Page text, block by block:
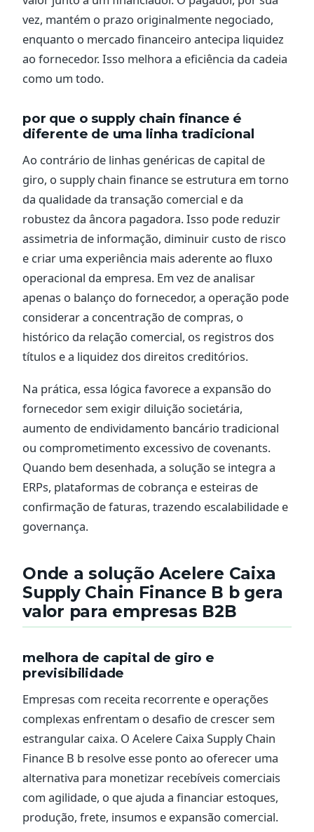
vez, mantém o prazo originalmente negociado,
enquanto o mercado financeiro antecipa liquidez
ao fornecedor. Isso melhora a eficiência da cadeia
como um todo.
por que o supply chain finance é
diferente de uma linha tradicional
Ao contrário de linhas genéricas de capital de
giro, o supply chain finance se estrutura em torno
da qualidade da transação comercial e da
robustez da âncora pagadora. Isso pode reduzir
assimetria de informação, diminuir custo de risco
e criar uma experiência mais aderente ao fluxo
operacional da empresa. Em vez de analisar
apenas o balanço do fornecedor, a operação pode
considerar a concentração de compras, o
histórico da relação comercial, os registros dos
títulos e a liquidez dos direitos creditórios.
Na prática, essa lógica favorece a expansão do
fornecedor sem exigir diluição societária,
aumento de endividamento bancário tradicional
ou comprometimento excessivo de covenants.
Quando bem desenhada, a solução se integra a
ERPs, plataformas de cobrança e esteiras de
confirmação de faturas, trazendo escalabilidade e
governança.
Onde a solução Acelere Caixa
Supply Chain Finance B b gera
valor para empresas B2B
melhora de capital de giro e
previsibilidade
Empresas com receita recorrente e operações
complexas enfrentam o desafio de crescer sem
estrangular caixa. O Acelere Caixa Supply Chain
Finance B b resolve esse ponto ao oferecer uma
alternativa para monetizar recebíveis comerciais
com agilidade, o que ajuda a financiar estoques,
produção, frete, insumos e expansão comercial.